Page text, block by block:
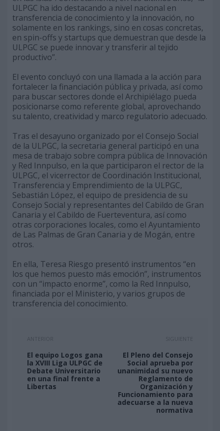
ULPGC ha ido destacando a nivel nacional en
transferencia de conocimiento y la innovación, no
solamente en los rankings, sino en cosas concretas,
en spin-offs y startups que demuestran que desde la
ULPGC se puede innovar y transferir al tejido
productivo”.
El evento concluyó con una llamada a la acción para
fortalecer la financiación pública y privada, así como
para buscar sectores donde el Archipiélago pueda
posicionarse como referente global, aprovechando
su talento, creatividad y marco regulatorio adecuado.
Tras el desayuno organizado por el Consejo Social
de la ULPGC, la secretaria general participó en una
mesa de trabajo sobre compra pública de Innovación
y Red Innpulso, en la que participaron el rector de la
ULPGC, el vicerrector de Coordinación Institucional,
Transferencia y Emprendimiento de la ULPGC,
Sebastián López, el equipo de presidencia de su
Consejo Social y representantes del Cabildo de Gran
Canaria y el Cabildo de Fuerteventura, así como
otras corporaciones locales, como el Ayuntamiento
de Las Palmas de Gran Canaria y de Mogán, entre
otros.
En ella, Teresa Riesgo presentó instrumentos “en
los que hemos puesto más emoción”, instrumentos
con un “impacto enorme”, como la Red Innpulso,
financiada por el Ministerio, y varios grupos de
transferencia del conocimiento.
ANTERIOR
El equipo Logos gana
la XVIII Liga ULPGC de
Debate Universitario
en una final frente a
Libertas
SIGUIENTE
El Pleno del Consejo
Social aprueba por
unanimidad su nuevo
Reglamento de
Organización y
Funcionamiento para
adecuarse a la nueva
normativa